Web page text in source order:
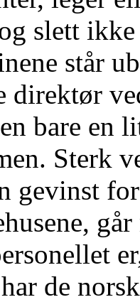
slett
står
direktør
bare en
Sterk
gevinst
de